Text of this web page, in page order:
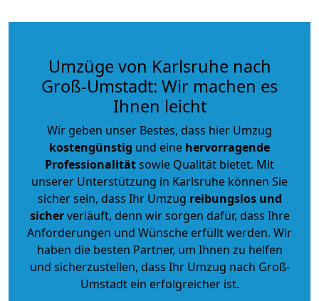
Umzüge von Karlsruhe nach
Groß-Umstadt: Wir machen es
Ihnen leicht
Wir geben unser Bestes, dass hier Umzug
kostengünstig und eine hervorragende
Professionalitätsowie Qualität bietet. Mit
unserer Unterstützung in Karlsruhe können Sie
sicher sein, dass Ihr Umzug reibungslos und
sicherverläuft, denn wir sorgen dafür, dass Ihre
Anforderungen und Wünsche erfüllt werden. Wir
haben die besten Partner, um Ihnen zu helfen
und sicherzustellen, dass Ihr Umzug nach Groß-
Umstadt ein erfolgreicher ist.